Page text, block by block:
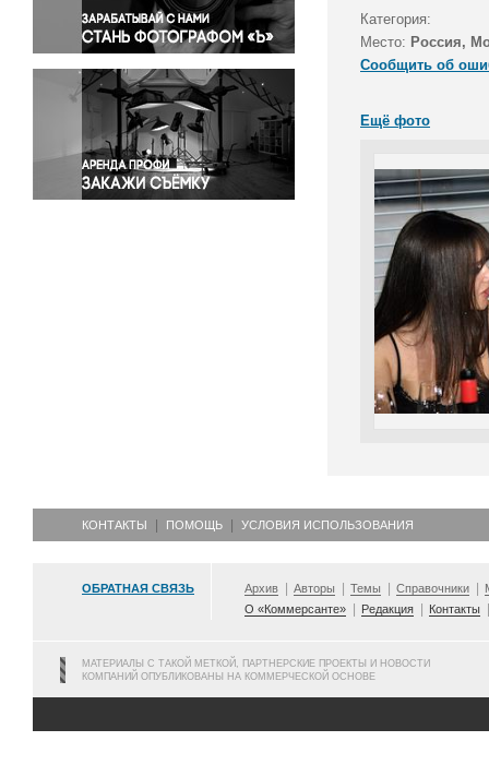
Происшествия и конфликты
Религия
Светская жизнь
Спорт
Экология
Экономика и бизнес
Категория:
Место: Россия,
Сообщить об
Ещё фото
КОНТАКТЫ ПОМОЩЬ УСЛОВИЯ ИСПОЛЬЗОВАНИЯ
ОБРАТНАЯ СВЯЗЬ Архив Авторы Темы Справочники
О «Коммерсанте»
Редакция Контакты
МАТЕРИАЛЫ С ТАКОЙ МЕТКОЙ, ПАРТНЕРСКИЕ ПРОЕКТЫ И НОВОСТИ
КОМПАНИЙ ОПУБЛИКОВАНЫ НА КОММЕРЧЕСКОЙ ОСНОВЕ